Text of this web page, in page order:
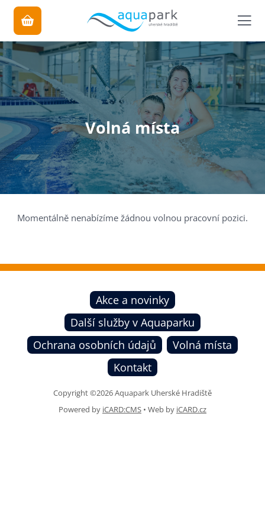
Úvod
Před návštěvou
Programy
Abonentní program
Volná místa
Momentálně nenabízíme žádnou volnou pracovní pozici.
Akce a novinky
Další služby v Aquaparku
Ochrana osobních údajů
Volná místa
Kontakt
Copyright ©2026 Aquapark Uherské Hradiště
Powered by iCARD:CMS • Web by iCARD.cz